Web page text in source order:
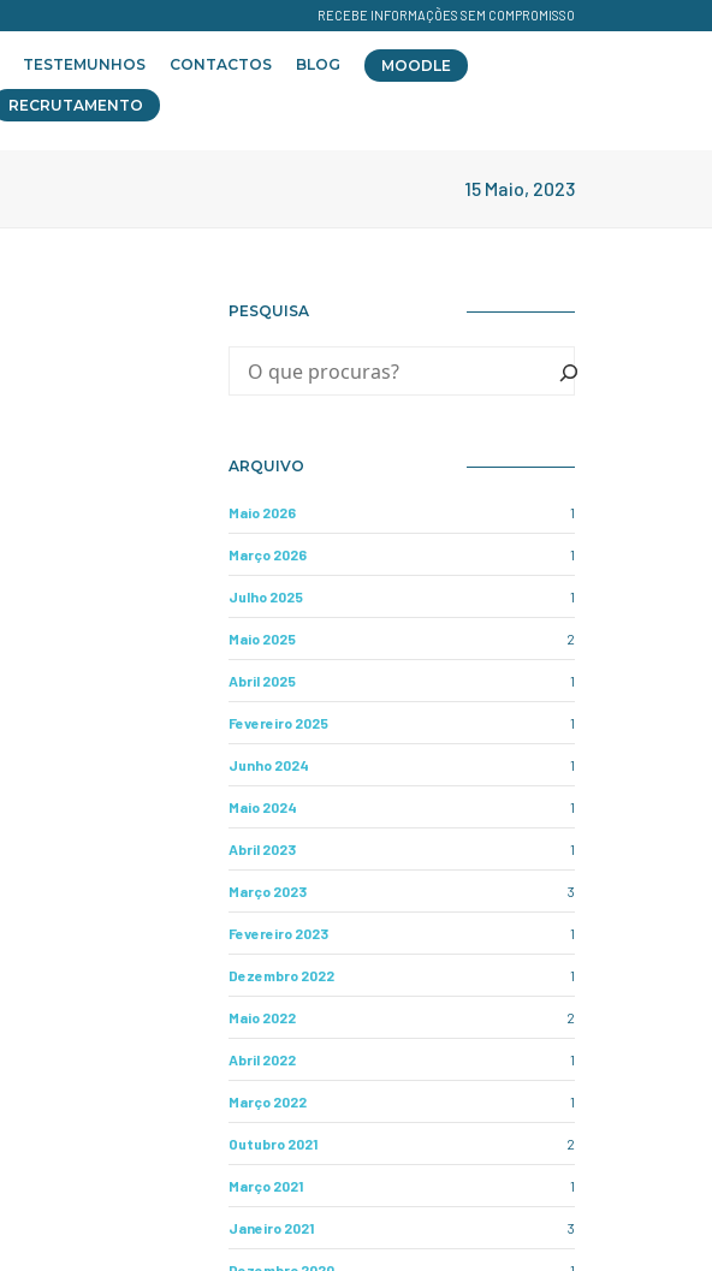
RECEBE INFORMAÇÕES SEM COMPROMISSO
TESTEMUNHOS CONTACTOS BLOG MOODLE
RECRUTAMENTO
15 Maio, 2023
PESQUISA
ARQUIVO
Maio 2026 1
Março 2026 1
Julho 2025 1
Maio 2025 2
Abril 2025 1
Fevereiro 2025 1
Junho 2024 1
Maio 2024 1
Abril 2023 1
Março 2023 3
Fevereiro 2023 1
Dezembro 2022 1
Maio 2022 2
Abril 2022 1
Março 2022 1
Outubro 2021 2
Março 2021 1
Janeiro 2021 3